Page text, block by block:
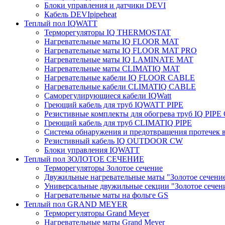
Блоки управления и датчики DEVI
Кабель DEVIpipeheat
Теплый пол IQWATT
Терморегуляторы IQ THERMOSTAT
Нагревательные маты IQ FLOOR MAT
Нагревательные маты IQ FLOOR MAT PRO
Нагревательные маты IQ LAMINATE MAT
Нагревательные маты CLIMATIQ MAT
Нагревательные кабели IQ FLOOR CABLE
Нагревательные кабели CLIMATIQ CABLE
Саморегулирующиеся кабели IQWatt
Греющий кабель для труб IQWATT PIPE
Резистивные комплекты для обогрева труб IQ PIPE
Греющий кабель для труб CLIMATIQ PIPE
Система обнаружения и предотвращения протечек
Резистивный кабель IQ OUTDOOR CW
Блоки управления IQWATT
Теплый пол ЗОЛОТОЕ СЕЧЕНИЕ
Терморегуляторы Золотое сечение
Двужильные нагревательные маты "Золотое
Универсальные двужильные секции "Золотое
Нагревательные маты на фольге GS
Теплый пол GRAND MEYER
Терморегуляторы Grand Meyer
Нагревательные маты Grand Meyer